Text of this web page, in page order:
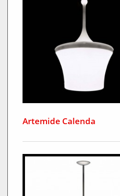
Artemide Calenda